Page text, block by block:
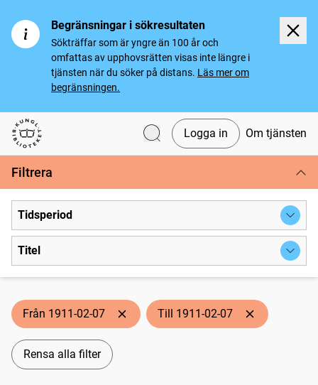
Begränsningar i sökresultaten
Sökträffar som är yngre än 100 år och
omfattas av upphovsrätten visas inte längre i
tjänsten när du söker på distans. Läs mer om
begränsningen.
Svenska tidningar
Logga in Om tjänsten
Filtrera
Tidsperiod
Titel
Från 1911-02-07 Till 1911-02-07
Rensa alla filter